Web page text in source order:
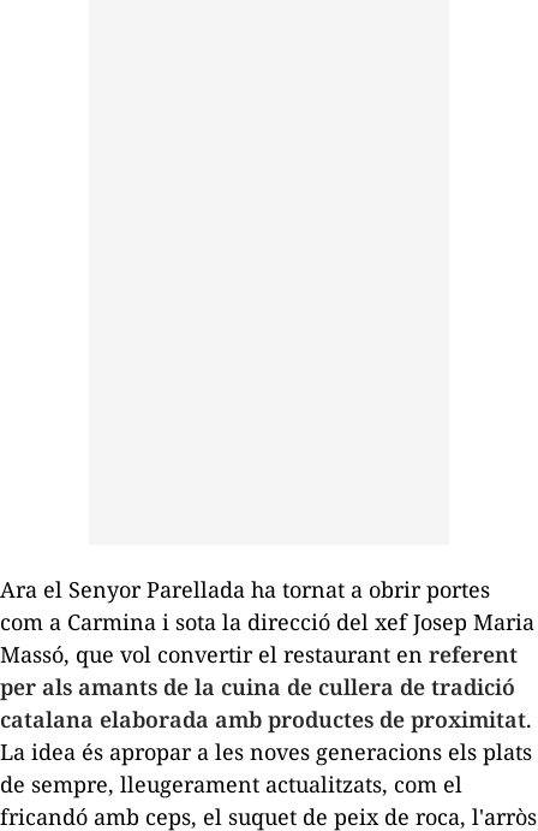
Ara el Senyor Parellada ha tornat a obrir portes
com a Carmina i sota la direcció del xef Josep Maria
Massó, que vol convertir el restaurant en referent
per als amants de la cuina de cullera de tradició
catalana elaborada amb productes de proximitat.
La idea és apropar a les noves generacions els plats
de sempre, lleugerament actualitzats, com el
fricandó amb ceps, el suquet de peix de roca, l'arròs